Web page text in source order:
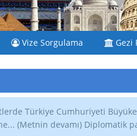
Vize Sorgulama Gezi
Türkiye Cumhuriyeti
(Metnin devamı) Diplomatik